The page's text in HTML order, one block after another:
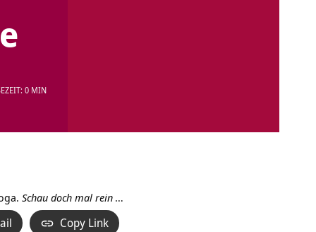
0 MIN
Schau doch mal rein …
Copy Link